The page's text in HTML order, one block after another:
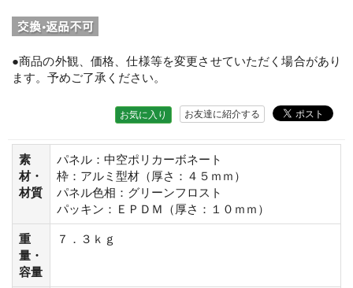
●商品の外観、価格、仕様等を変更させていただく場合があり
ます。予めご了承ください。
お友達に紹介する
お気に入り
素
材・
材質
パネル：中空ポリカーボネート
枠：アルミ型材（厚さ：４５ｍｍ）
パネル色相：グリーンフロスト
パッキン：ＥＰＤＭ（厚さ：１０ｍｍ）
重
量・
容量
７．３ｋｇ